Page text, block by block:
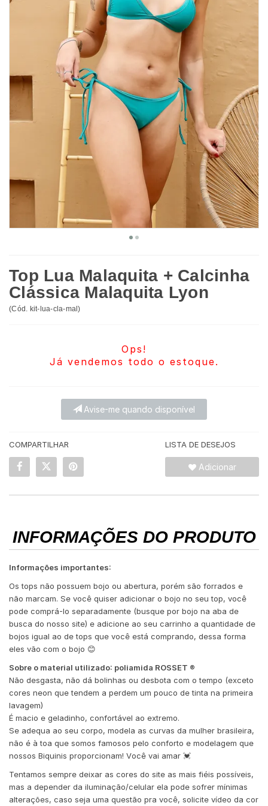
Top Lua Malaquita + Calcinha
Clássica Malaquita Lyon
(Cód. kit-lua-cla-mal)
Ops!
Já vendemos todo o estoque.
Avise-me quando disponível
COMPARTILHAR LISTA DE DESEJOS
Adicionar
INFORMAÇÕES DO PRODUTO
Informações importantes:
Os tops não possuem bojo ou abertura, porém são forrados e
não marcam. Se você quiser adicionar o bojo no seu top, você
pode comprá-lo separadamente (busque por bojo na aba de
busca do nosso site) e adicione ao seu carrinho a quantidade de
bojos igual ao de tops que você está comprando, dessa forma
eles vão com o bojo 😊
Sobre o material utilizado: poliamida ROSSET ®️
Não desgasta, não dá bolinhas ou desbota com o tempo (exceto
cores neon que tendem a perdem um pouco de tinta na primeira
lavagem)
É macio e geladinho, confortável ao extremo.
Se adequa ao seu corpo, modela as curvas da mulher brasileira,
não é à toa que somos famosos pelo conforto e modelagem que
nossos Biquinis proporcionam! Você vai amar 💓
Tentamos sempre deixar as cores do site as mais fiéis possíveis,
mas a depender da iluminação/celular ela pode sofrer mínimas
alterações, caso seja uma questão pra você, solicite vídeo da cor